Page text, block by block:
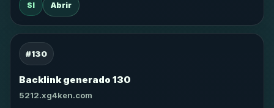
SI Abrir
#130
Backlink generado 130
5212.xg4ken.com